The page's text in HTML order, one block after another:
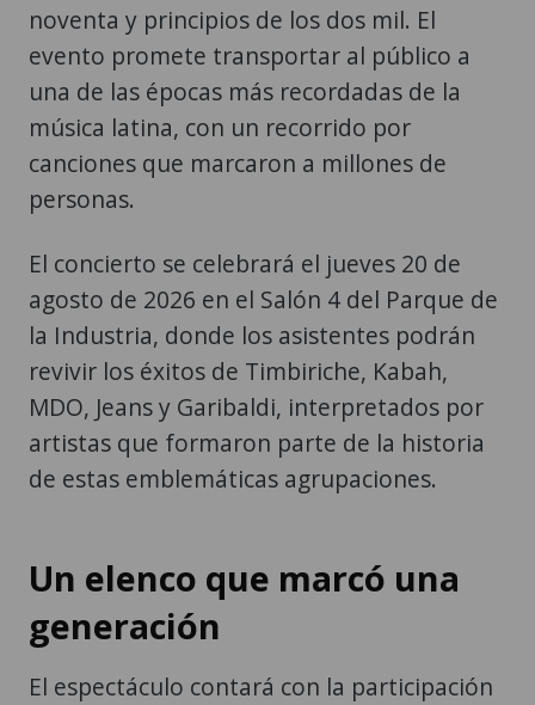
noventa y principios de los dos mil. El
evento promete transportar al público a
una de las épocas más recordadas de la
música latina, con un recorrido por
canciones que marcaron a millones de
personas.
El concierto se celebrará el jueves 20 de
agosto de 2026 en el Salón 4 del Parque de
la Industria, donde los asistentes podrán
revivir los éxitos de Timbiriche, Kabah,
MDO, Jeans y Garibaldi, interpretados por
artistas que formaron parte de la historia
de estas emblemáticas agrupaciones.
Un elenco que marcó una
generación
El espectáculo contará con la participación